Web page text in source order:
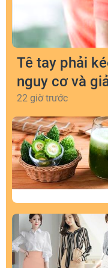
Tê tay phải
nguy cơ và
22 giờ trước